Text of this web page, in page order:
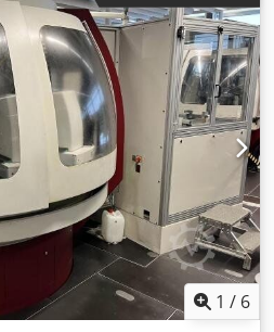
Потужність: 30 кВт
стисненого повітря: 82,5
двигуна: 40 к.с.
Chjdpjxk U Arsfx Ai Roa Вага:
Гц, 3 фази Тип: Безмасляний
керування: Elektronikon
Походження: Вироблено
та актуальність
не несе.
1 / 6